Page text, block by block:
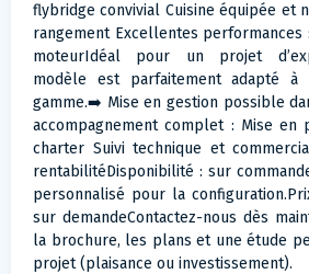
flybridge convivial Cuisine équipée et
rangement Excellentes performances
moteurIdéal pour un projet
modèle est parfaitement adapté
gamme.➡️ Mise en gestion possible
accompagnement complet : Mise en
charter Suivi technique et
rentabilitéDisponibilité : sur
personnalisé pour la
sur demandeContactez-nous dès
la brochure, les plans et une étude
projet (plaisance ou investissement).